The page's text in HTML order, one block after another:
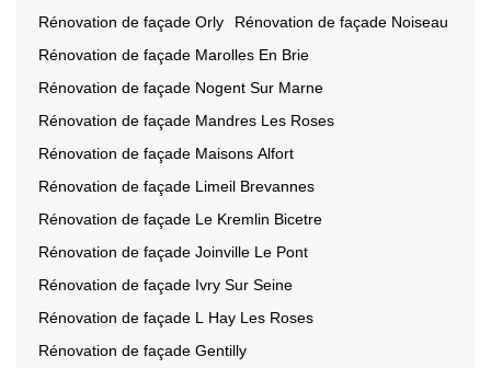
Rénovation de façade Orly
Rénovation de façade Noiseau
Rénovation de façade Marolles En Brie
Rénovation de façade Nogent Sur Marne
Rénovation de façade Mandres Les Roses
Rénovation de façade Maisons Alfort
Rénovation de façade Limeil Brevannes
Rénovation de façade Le Kremlin Bicetre
Rénovation de façade Joinville Le Pont
Rénovation de façade Ivry Sur Seine
Rénovation de façade L Hay Les Roses
Rénovation de façade Gentilly